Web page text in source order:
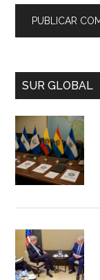
SUR GLOBAL